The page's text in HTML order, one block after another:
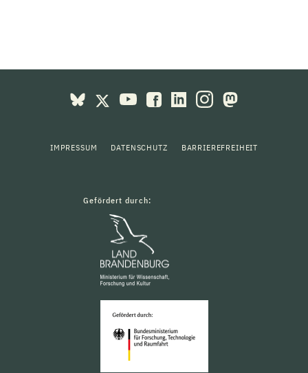
IMPRESSUM DATENSCHUTZ BARRIEREFREIHEIT
Gefördert durch: